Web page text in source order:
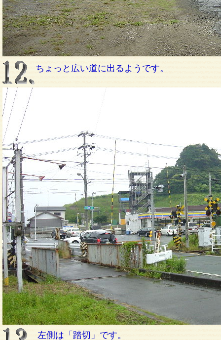
ちょっと広い道に出るようです。
左側は「踏切」です。